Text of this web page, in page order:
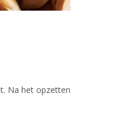
Na het opzetten